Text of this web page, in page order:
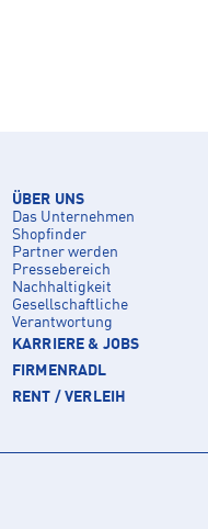
ÜBER UNS
Das Unternehmen
Shopfinder
Partner werden
Pressebereich
Nachhaltigkeit
Gesellschaftliche
Verantwortung
KARRIERE & JOBS
FIRMENRADL
RENT / VERLEIH